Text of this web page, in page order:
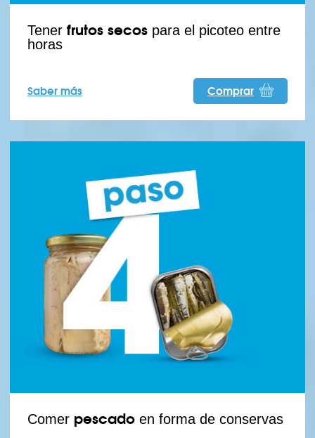
Tener frutos secos para el picoteo entre
horas
Saber más Comprar
Comer pescado en forma de conservas